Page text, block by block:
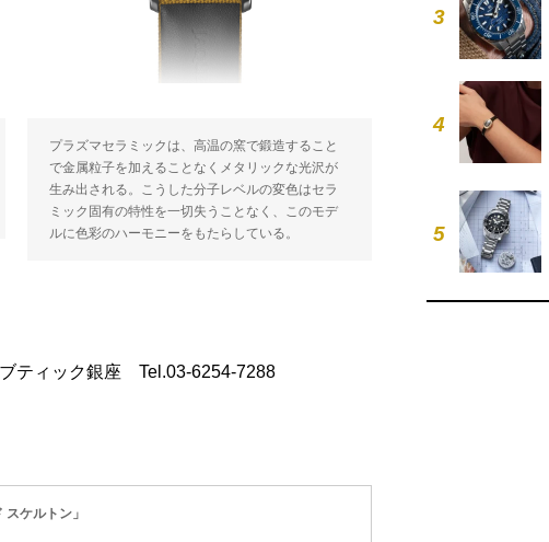
プラズマセラミックは、高温の窯で鍛造すること
で金属粒子を加えることなくメタリックな光沢が
生み出される。こうした分子レベルの変色はセラ
ミック固有の特性を一切失うことなく、このモデ
ルに色彩のハーモニーをもたらしている。
ティック銀座 Tel.03-6254-7288
ケルトン」
3
4
5